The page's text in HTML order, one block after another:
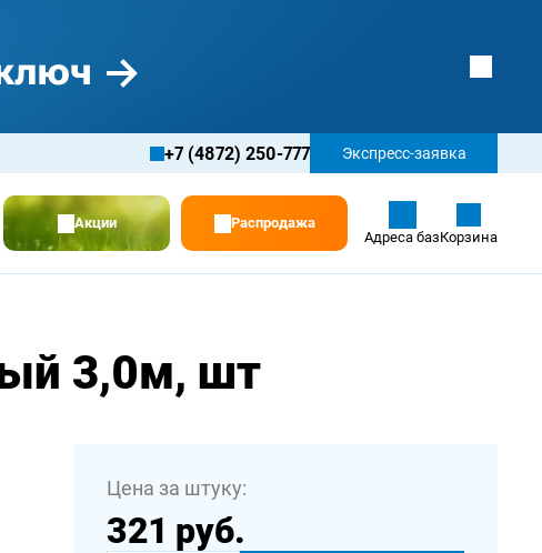
+7 (4872) 250-777 Экспресс-заявка
Акции
Распродажа
Адреса базКорзина
3,0м, шт
Цена за штуку:
321 руб.